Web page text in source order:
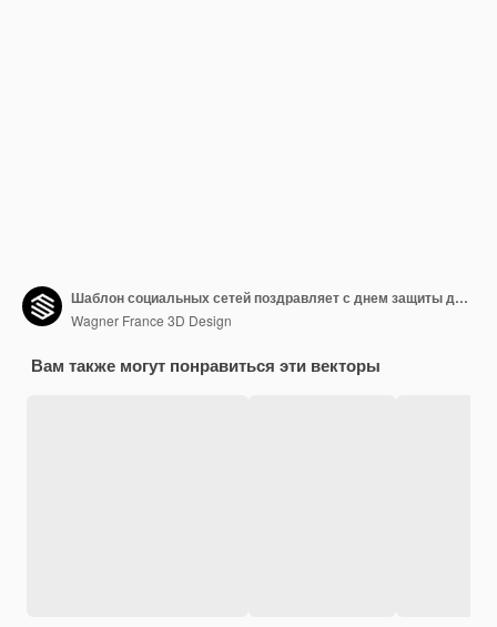
Шаблон социальных сетей поздравляет с днем защиты детей, чтобы вставить ваше любовное послание
Wagner France 3D Design
Вам также могут понравиться эти векторы